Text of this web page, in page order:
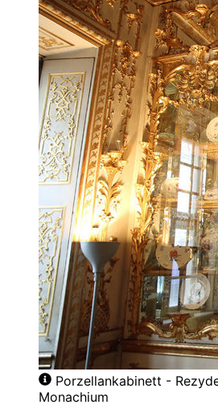
Porzellankabinett -
Monachium